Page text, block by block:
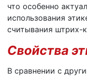
что особенно
использования
считывания штрих-
Свойства
В сравнении с